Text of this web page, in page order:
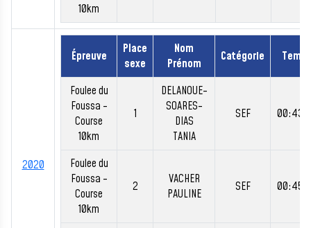
10km
2020
Épreuve
Place
sexe
Nom
Prénom
Catégorie
Foulee du
Foussa -
Course
10km
1
DELANOUE-
SOARES-
DIAS
TANIA
SEF
Foulee du
Foussa -
Course
10km
2
VACHER
PAULINE
SEF